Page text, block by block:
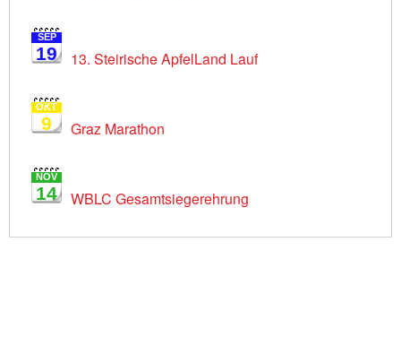
SEP
19 13. Steirische ApfelLand Lauf
OKT
9 Graz Marathon
NOV
14 WBLC Gesamtsiegerehrung